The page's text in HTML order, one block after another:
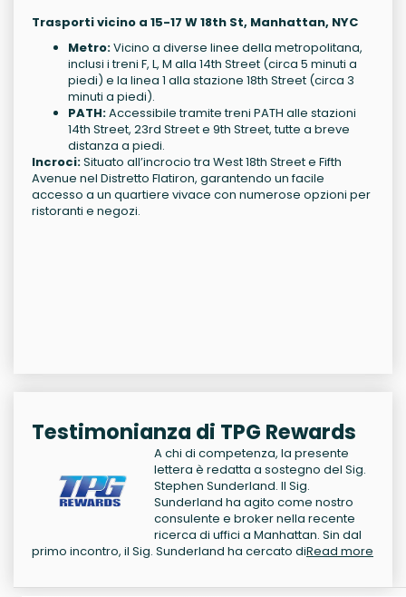
Trasporti vicino a 15-17 W 18th St, Manhattan, NYC
Metro:Vicino a diverse linee della metropolitana,
inclusi i treni F, L, M alla 14th Street (circa 5 minuti a
piedi) e la linea 1 alla stazione 18th Street (circa 3
minuti a piedi).
PATH:Accessibile tramite treni PATH alle stazioni
14th Street, 23rd Street e 9th Street, tutte a breve
distanza a piedi.
Incroci:Situato all’incrocio tra West 18th Street e Fifth
Avenue nel Distretto Flatiron, garantendo un facile
accesso a un quartiere vivace con numerose opzioni per
ristoranti e negozi.
Testimonianza di TPG Rewards
A chi di competenza, la presente
lettera è redatta a sostegno del Sig.
Stephen Sunderland. Il Sig.
Sunderland ha agito come nostro
consulente e broker nella recente
ricerca di uffici a Manhattan. Sin dal
primo incontro, il Sig. Sunderland ha cercato diRead more